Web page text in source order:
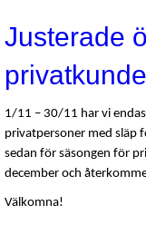
Justerade
1/11 – 30/11 har vi
privatpersoner med släp
sedan för säsongen för
december och
Välkomna!